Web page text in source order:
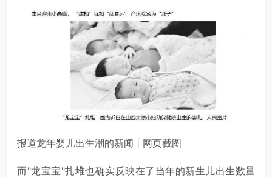
报道龙年婴儿出生潮的新闻 | 网页截图
而"龙宝宝"扎堆也确实反映在了当年的新生儿出生数量